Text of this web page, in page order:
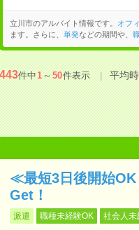
立川市のアルバイト情報です。 オフ
ます。さらに、
単発などの期間や、
件中1～50件表示 平均
≪最短3日後開始OK
Get！
派遣 職種未経験OK 社会人未